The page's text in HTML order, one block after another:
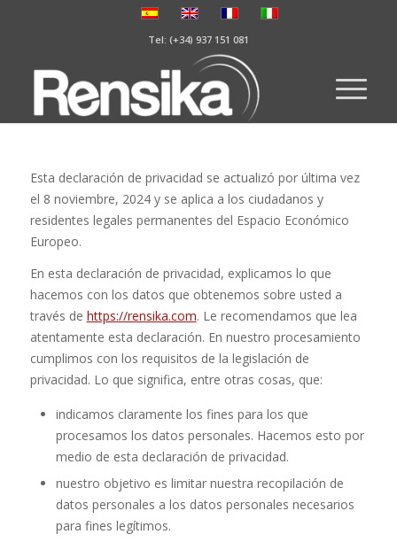
Tel: (+34) 937 151 081
Esta declaración de privacidad se actualizó por última vez
el 8 noviembre, 2024 y se aplica a los ciudadanos y
residentes legales permanentes del Espacio Económico
Europeo.
En esta declaración de privacidad, explicamos lo que
hacemos con los datos que obtenemos sobre usted a
través de https://rensika.com. Le recomendamos que lea
atentamente esta declaración. En nuestro procesamiento
cumplimos con los requisitos de la legislación de
privacidad. Lo que significa, entre otras cosas, que:
indicamos claramente los fines para los que
procesamos los datos personales. Hacemos esto por
medio de esta declaración de privacidad.
nuestro objetivo es limitar nuestra recopilación de
datos personales a los datos personales necesarios
para fines legítimos.